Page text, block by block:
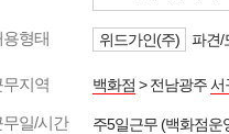
용형태 위드가인(주) 파견/
무지역 백화점 > 전남광주서
무일/시간 주5일근무 (백화점운